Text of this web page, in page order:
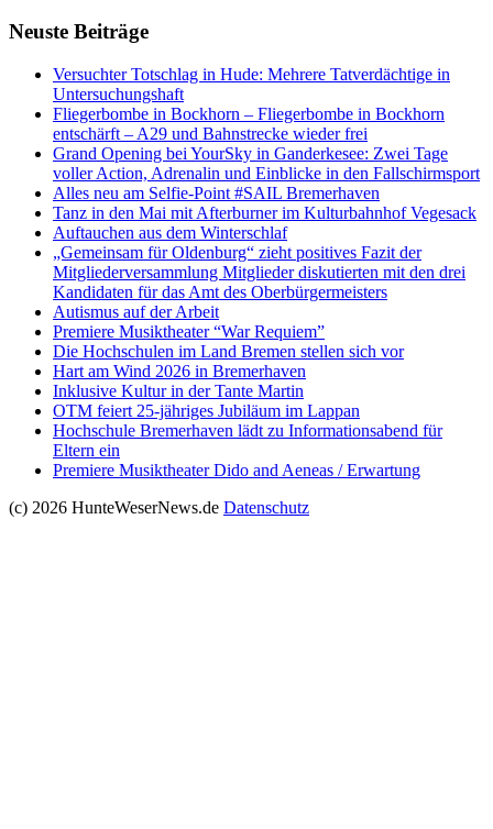
Neuste Beiträge
Versucht­er Totschlag in Hude: Mehrere Tatverdächtige in
Untersuchungshaft
Fliegerbombe in Bockhorn – Fliegerbombe in Bockhorn
entschärft – A29 und Bahnstrecke wieder frei
Grand Opening bei YourSky in Ganderkesee: Zwei Tage
voller Action, Adrenalin und Einblicke in den Fallschirmsport
Alles neu am Selfie-Point #SAIL Bremerhaven
Tanz in den Mai mit Afterburner im Kulturbahnhof Vegesack
Auftauchen aus dem Winterschlaf
„Gemeinsam für Oldenburg“ zieht positives Fazit der
Mitgliederversammlung Mitglieder diskutierten mit den drei
Kandidaten für das Amt des Oberbürgermeisters
Autismus auf der Arbeit
Premiere Musiktheater “War Requiem”
Die Hochschulen im Land Bremen stellen sich vor
Hart am Wind 2026 in Bremerhaven
Inklusive Kultur in der Tante Martin
OTM feiert 25-jähriges Jubiläum im Lappan
Hochschule Bremerhaven lädt zu Informationsabend für
Eltern ein
Premiere Musiktheater Dido and Aeneas / Erwartung
(c) 2026 HunteWeserNews.de Datenschutz